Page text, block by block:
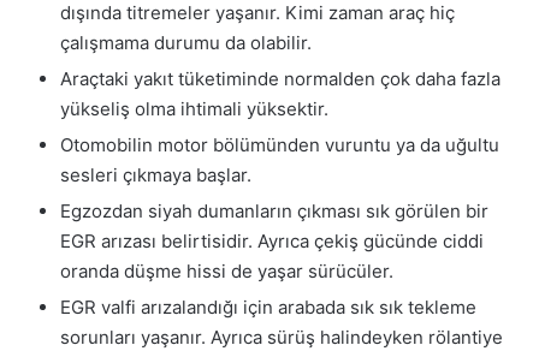
dışında titremeler yaşanır. Kimi zaman araç hiç
çalışmama durumu da olabilir.
Araçtaki yakıt tüketiminde normalden çok daha fazla
yükseliş olma ihtimali yüksektir.
Otomobilin motor bölümünden vuruntu ya da uğultu
sesleri çıkmaya başlar.
Egzozdan siyah dumanların çıkması sık görülen bir
EGR arızası belirtisidir. Ayrıca çekiş gücünde ciddi
oranda düşme hissi de yaşar sürücüler.
EGR valfi arızalandığı için arabada sık sık tekleme
sorunları yaşanır. Ayrıca sürüş halindeyken rölantiye